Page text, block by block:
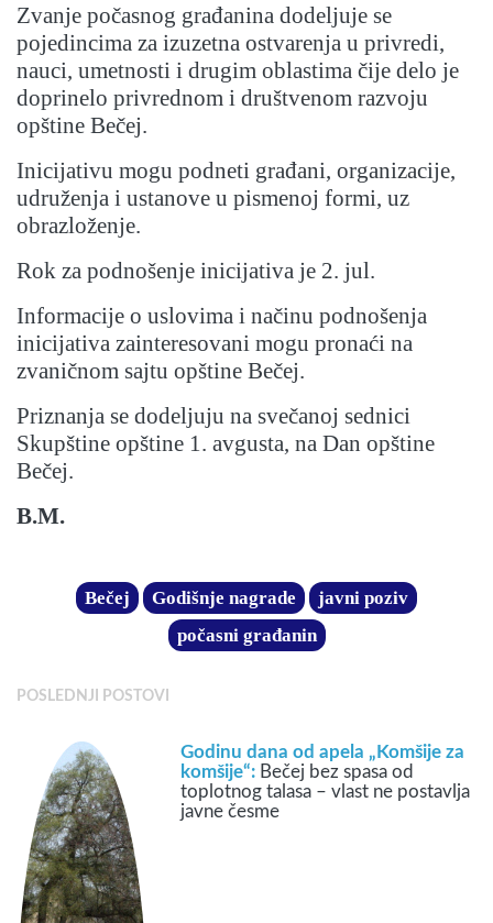
Zvanje počasnog građanina dodeljuje se
pojedincima za izuzetna ostvarenja u privredi,
nauci, umetnosti i drugim oblastima čije delo je
doprinelo privrednom i društvenom razvoju
opštine Bečej.
Inicijativu mogu podneti građani, organizacije,
udruženja i ustanove u pismenoj formi, uz
obrazloženje.
Rok za podnošenje inicijativa je 2. jul.
Informacije o uslovima i načinu podnošenja
inicijativa zainteresovani mogu pronaći na
zvaničnom sajtu opštine Bečej.
Priznanja se dodeljuju na svečanoj sednici
Skupštine opštine 1. avgusta, na Dan opštine
Bečej.
B.M.
Bečej Godišnje nagrade
javni poziv
počasni građanin
POSLEDNJI POSTOVI
Godinu dana od apela „Komšije za
komšije“: Bečej bez spasa od
toplotnog talasa – vlast ne postavlja
javne česme